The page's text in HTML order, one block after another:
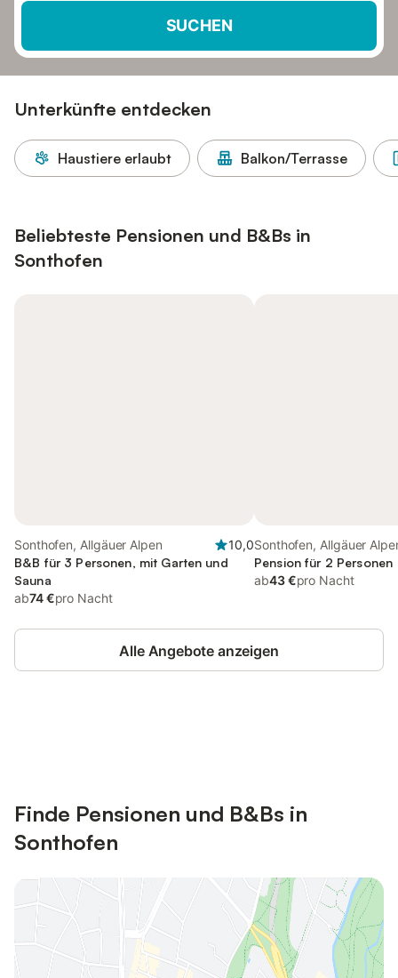
SUCHEN
Unterkünfte entdecken
Haustiere erlaubt Balkon/Terrasse
Beliebteste Pensionen und B&Bs in
Sonthofen
Sonthofen, Allgäuer Alpen
10,0
B&B für 3 Personen, mit Garten und
Sauna
ab74 €pro Nacht
Sonthofen, Allgäuer
Pension für 2 Personen
ab43 €pro Nacht
Alle Angebote anzeigen
Finde Pensionen und B&Bs in
Sonthofen